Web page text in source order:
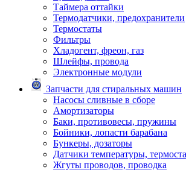
Таймера оттайки
Термодатчики, предохранители
Термостаты
Фильтры
Хладогент, фреон, газ
Шлейфы, провода
Электронные модули
Запчасти для стиральных машин
Насосы сливные в сборе
Амортизаторы
Баки, противовесы, пружины
Бойники, лопасти барабана
Бункеры, дозаторы
Датчики температуры,
Жгуты проводов, проводка